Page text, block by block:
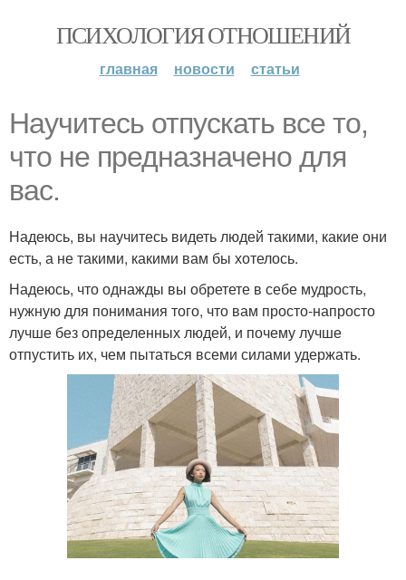
ПСИХОЛОГИЯ ОТНОШЕНИЙ
главная новости статьи
Научитесь отпускать все то,
что не предназначено для
вас.
Надеюсь, вы научитесь видеть людей такими, какие они
есть, а не такими, какими вам бы хотелось.
Надеюсь, что однажды вы обретете в себе мудрость,
нужную для понимания того, что вам просто-напросто
лучше без определенных людей, и почему лучше
отпустить их, чем пытаться всеми силами удержать.